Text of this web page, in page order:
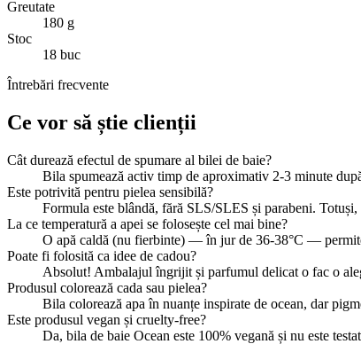
Greutate
180 g
Stoc
18 buc
Întrebări frecvente
Ce vor să știe clienții
Cât durează efectul de spumare al bilei de baie?
Bila spumează activ timp de aproximativ 2-3 minute
Este potrivită pentru pielea sensibilă?
Formula este blândă, fără SLS/SLES și parabeni.
La ce temperatură a apei se folosește cel mai bine?
O apă caldă (nu fierbinte) — în jur de 36-38°C —
Poate fi folosită ca idee de cadou?
Absolut! Ambalajul îngrijit și parfumul delicat o fac o
Produsul colorează cada sau pielea?
Bila colorează apa în nuanțe inspirate de ocean, dar
Este produsul vegan și cruelty-free?
Da, bila de baie Ocean este 100% vegană și nu este